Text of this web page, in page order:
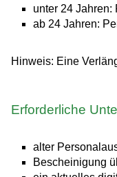
unter 24 Jahren:
ab 24 Jahren:
Hinweis: Eine
Erforderliche
alter
Bescheinigung